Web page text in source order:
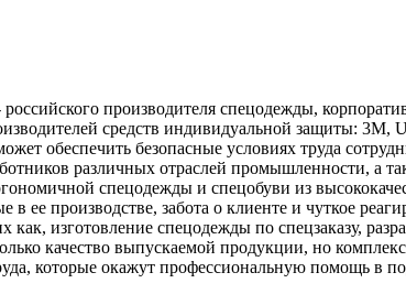
производителя спецодежды,
средств индивидуальной защиты: 3М,
обеспечить безопасные условиях труда
различных отраслей промышленности, а
спецодежды и спецобуви из
производстве, забота о клиенте и чуткое
изготовление спецодежды по спецзаказу,
качество выпускаемой продукции, но
которые окажут профессиональную помощь в